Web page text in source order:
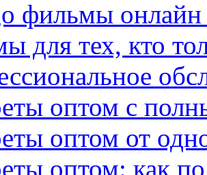
фильмы онлайн
для тех, кто
оптом с
оптом от
оптом: как